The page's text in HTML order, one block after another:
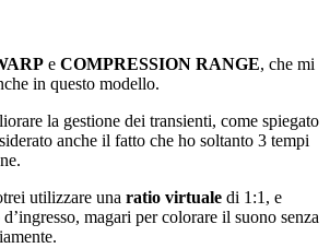
e COMPRESSION RANGE, che mi
in questo modello.
la gestione dei transienti, come spiegato
anche il fatto che ho soltanto 3 tempi
utilizzare una ratio virtuale di 1:1, e
magari per colorare il suono senza